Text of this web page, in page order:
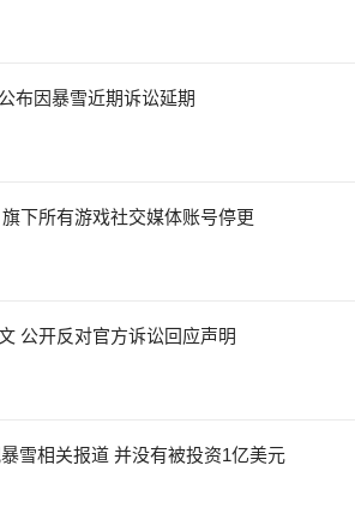
布因暴雪近期诉讼延期
下所有游戏社交媒体账号停更
公开反对官方诉讼回应声明
雪相关报道 并没有被投资1亿美元